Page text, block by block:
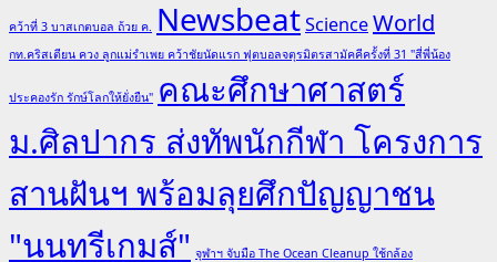
คว้าที่ 3 บาสเกตบอล ถ้วย ค. NewsbeatScienceWorld
กท.คริสเตียน ควง ลูกแม่รำเพย คว้าชัยนัดแรก ฟุตบอลจตุรมิตรสามัคคีครั้งที่ 31 "สี่พี่น้อง
ประคองรัก รักษ์โลกให้ยั่งยืน" คณะศึกษาศาสตร์
ม.ศิลปากร ส่งทัพนักกีฬา โครงการ
สานฝันฯ พร้อมลุยศึกปัญญาชน
"นนทรีเกมส์" จุฬาฯ จับมือ The Ocean Cleanup ใช้กล้อง